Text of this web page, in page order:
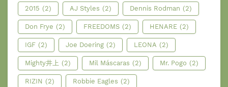
2015 (2) AJ Styles (2) Dennis Rodman (2)
Don Frye (2) FREEDOMS (2) HENARE (2)
IGF (2) Joe Doering (2) LEONA (2)
Mighty井上 (2) Mil Máscaras (2) Mr. Pogo (2)
RIZIN (2) Robbie Eagles (2)